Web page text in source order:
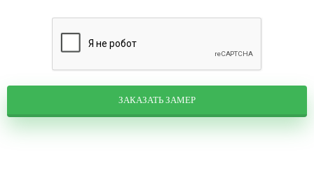
ЗАКАЗАТЬ ЗАМЕР